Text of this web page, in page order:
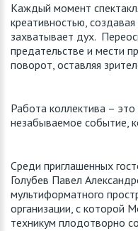
Каждый момент
креативностью,
захватывает дух.
предательстве и мести
поворот, оставляя
Работа коллектива – это
незабываемое событие,
Среди приглашенных
Голубев Павел
мультиформатного
организации, с которой
техникум плодотворно